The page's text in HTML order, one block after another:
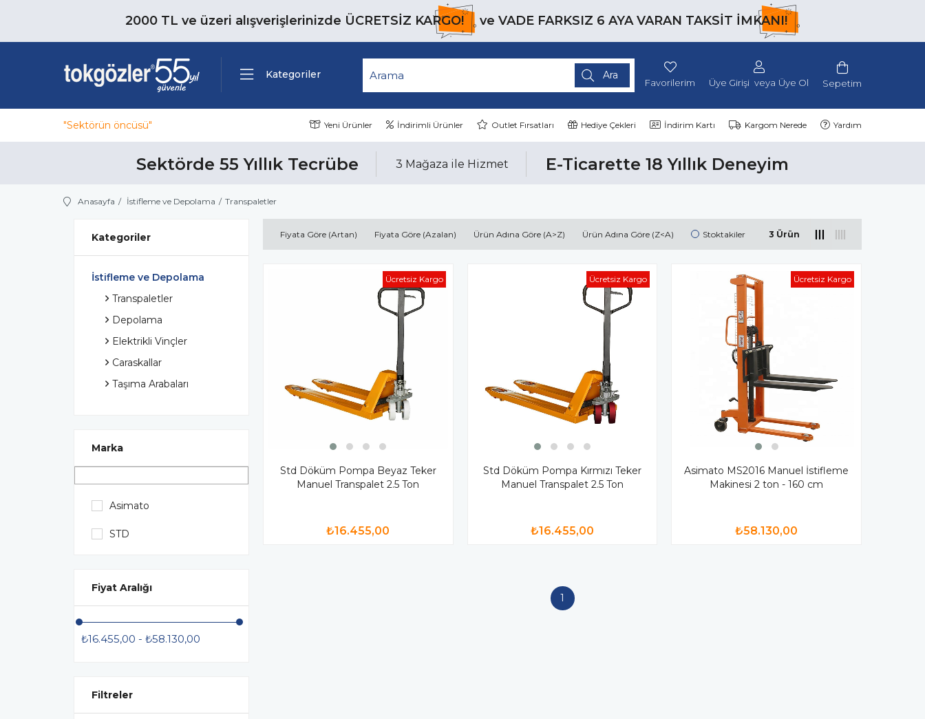
2000 TL ve üzeri alışverişlerinizde ÜCRETSİZ KARGO! ve VADE FARKSIZ 6 AYA VARAN TAKSİT İMKANI!
Kategoriler
Sepetim
Üye Girişi Üye Ol
Favorilerim
"Sektörün öncüsü" Yeni Ürünler İndirimli Ürünler Outlet Fırsatları Hediye Çekleri İndirim Kartı Kargom Nerede Yardım
Sektörde 55 Yıllık Tecrübe 3 Mağaza ile Hizmet E-Ticarette 18 Yıllık Deneyim
Anasayfa İstifleme ve Depolama Transpaletler
Kategoriler
İstifleme ve Depolama
Transpaletler
Depolama
Elektrikli Vinçler
Caraskallar
Taşıma Arabaları
Marka
Asimato
STD
Fiyat Aralığı
₺16.455,00 - ₺58.130,00
Filtreler
Fiyata Göre (Artan) Fiyata Göre (Azalan) Ürün Adına Göre (A>Z) Ürün Adına Göre (Z<A) Stoktakiler 3 Ürün
Std Döküm Pompa Beyaz Teker
Manuel Transpalet 2.5 Ton
₺16.455,00
Ücretsiz Kargo
Std Döküm Pompa Kırmızı Teker
Manuel Transpalet 2.5 Ton
₺16.455,00
Ücretsiz Kargo
Asimato MS2016 Manuel İstifleme
Makinesi 2 ton - 160 cm
₺58.130,00
Ücretsiz Kargo
1